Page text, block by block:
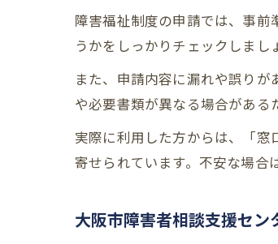
障害福祉制度の申請では、事
うかをしっかりチェックしまし
また、申請内容に漏れや誤り
や必要書類が異なる場合がある
実際に利用した方からは、「
寄せられています。不安な場合
大阪市障害者相談支援セン